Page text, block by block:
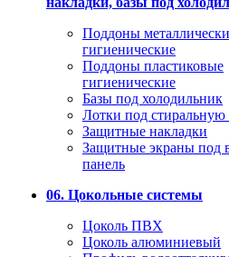
Поддоны
гигиенические
Поддоны пластиковые
гигиенические
Базы под холодильник
Лотки под
Защитные накладки
Защитные экраны под
панель
06. Цокольные системы
Цоколь ПВХ
Цоколь алюминиевый